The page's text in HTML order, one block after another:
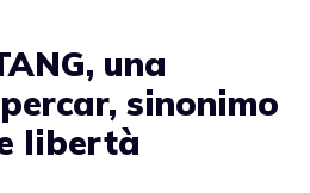
una
sinonimo
libertà